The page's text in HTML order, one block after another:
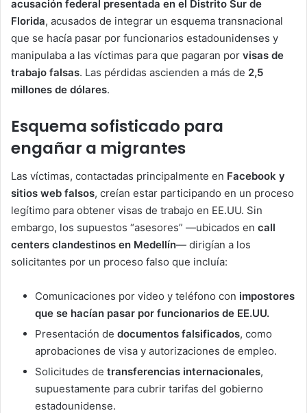
acusación federal presentada en el Distrito Sur de
Florida, acusados de integrar un esquema transnacional
que se hacía pasar por funcionarios estadounidenses y
manipulaba a las víctimas para que pagaran por visas de
trabajo falsas. Las pérdidas ascienden a más de 2,5
millones de dólares.
Esquema sofisticado para
engañar a migrantes
Las víctimas, contactadas principalmente en Facebook y
sitios web falsos, creían estar participando en un proceso
legítimo para obtener visas de trabajo en EE.UU. Sin
embargo, los supuestos “asesores” —ubicados en call
centers clandestinos en Medellín— dirigían a los
solicitantes por un proceso falso que incluía:
Comunicaciones por video y teléfono con impostores
que se hacían pasar por funcionarios de EE.UU.
Presentación de documentos falsificados, como
aprobaciones de visa y autorizaciones de empleo.
Solicitudes de transferencias internacionales,
supuestamente para cubrir tarifas del gobierno
estadounidense.